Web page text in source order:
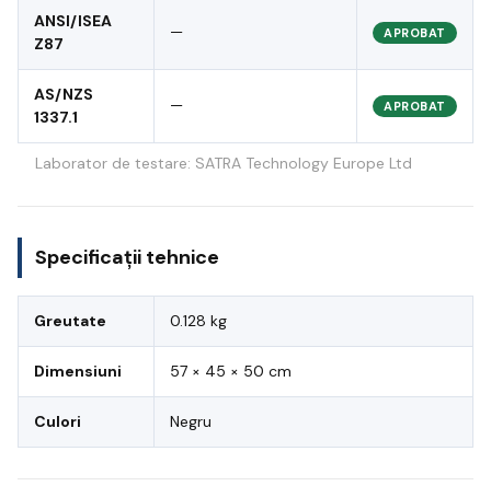
ANSI/ISEA
Z87
— APROBAT
AS/NZS
1337.1
— APROBAT
Laborator de testare: SATRA Technology Europe Ltd
Specificații tehnice
Greutate 0.128 kg
Dimensiuni 57 × 45 × 50 cm
Culori Negru